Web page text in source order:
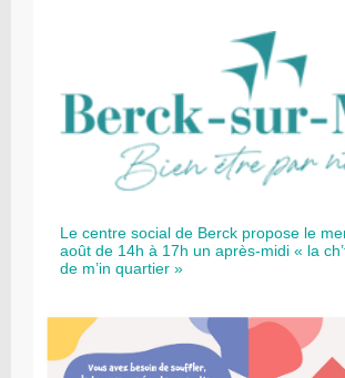
Le centre social de Berck propose le
août de 14h à 17h un après-midi « la
de m’in quartier »